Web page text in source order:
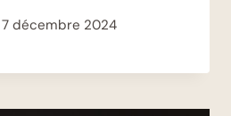
7 décembre 2024